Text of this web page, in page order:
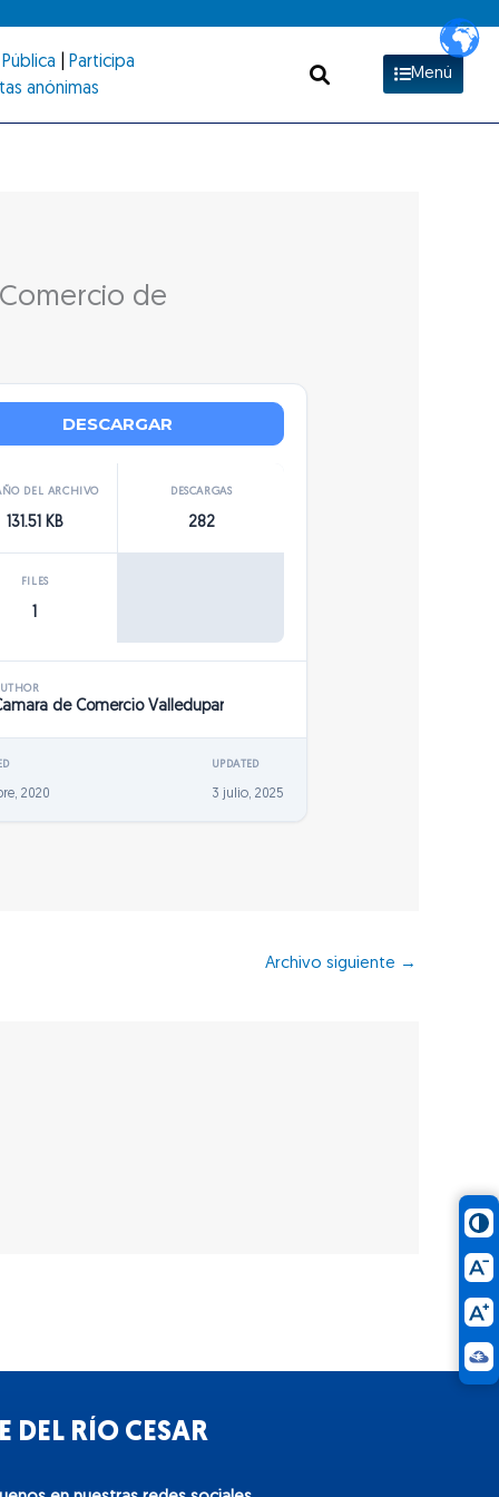
Participa
anónimas
Menú
de
DESCARGAR
DEL ARCHIVO
131.51 KB
DESCARGAS
282
FILES
1
de Comercio Valledupar
2020
UPDATED
3 julio, 2025
Archivo siguiente →
DEL RÍO CESAR